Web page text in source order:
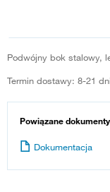
Podwójny bok stalowy,
Termin dostawy: 8-21
Powiązane dokumenty
Dokumentacja